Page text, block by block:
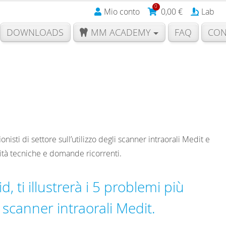
Mio conto 0 0,00€ Lab
DOWNLOADS MM ACADEMY FAQ
di settore sull’utilizzo degli scanner intraorali Medit e
tecniche e domande ricorrenti.
ti illustrerà i 5 problemi più
intraorali Medit.